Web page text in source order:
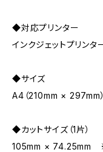
◆対応プリンター
インクジェットプリンタ
◆サイズ
A4（210mm × 297mm）
◆カットサイズ（1片）
105mm × 74.25mm